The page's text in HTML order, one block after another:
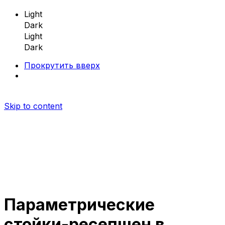
Light
Dark
Light
Dark
Прокрутить вверх
Skip to content
Параметрическая мебель
Параметрические скамейки
Параметрические